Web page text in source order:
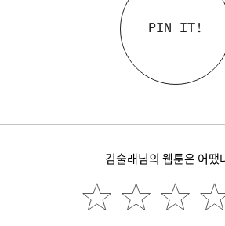
PIN IT!
김술래님의 웹툰은 어땠